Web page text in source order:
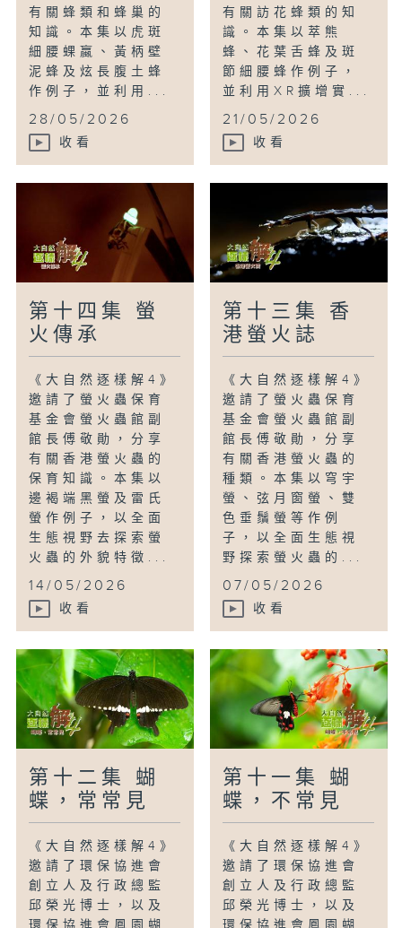
有關蜂類和蜂巢的
知識。本集以虎斑
細腰蜾蠃、黃柄壁
泥蜂及炫長腹土蜂
作例子，並利用...
28/05/2026
收看
有關訪花蜂類的知
識。本集以萃熊
蜂、花葉舌蜂及斑
節細腰蜂作例子，
並利用XR擴增實...
21/05/2026
收看
第十四集 螢
火傳承
《大自然逐樣解4》
邀請了螢火蟲保育
基金會螢火蟲館副
館長傅敬勛，分享
有關香港螢火蟲的
保育知識。本集以
邊褐端黑螢及雷氏
螢作例子，以全面
生態視野去探索螢
火蟲的外貌特徵...
14/05/2026
收看
第十三集 香
港螢火誌
《大自然逐樣解4》
邀請了螢火蟲保育
基金會螢火蟲館副
館長傅敬勛，分享
有關香港螢火蟲的
種類。本集以穹宇
螢、弦月窗螢、雙
色垂鬚螢等作例
子，以全面生態視
野探索螢火蟲的...
07/05/2026
收看
第十二集 蝴
蝶，常常見
《大自然逐樣解4》
邀請了環保協進會
創立人及行政總監
邱榮光博士，以及
第十一集 蝴
蝶，不常見
《大自然逐樣解4》
邀請了環保協進會
創立人及行政總監
邱榮光博士，以及